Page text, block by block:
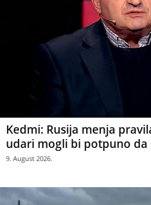
Kedmi: Rusija menja
udari mogli bi potpuno
9. August 2026.